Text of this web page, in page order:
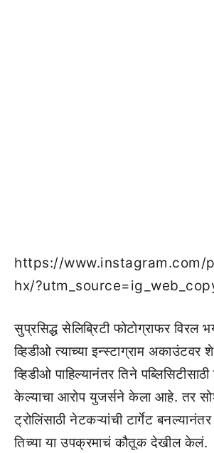
https://www.instagram.com/
hx/
सुप्रसिद्ध सेलिब्रिटी फोटोग्राफर विरल
व्हिडीओ त्याच्या इन्स्टाग्राम
व्हिडीओ पाहिल्यानंतर तिने
केल्याचा आरोप युजर्सने केला आहे. तर
ट्रोलिंसाठी नेटकऱ्यांची टार्गेट
तिच्या या उपक्रमाचं कौतूक देखील केलं.